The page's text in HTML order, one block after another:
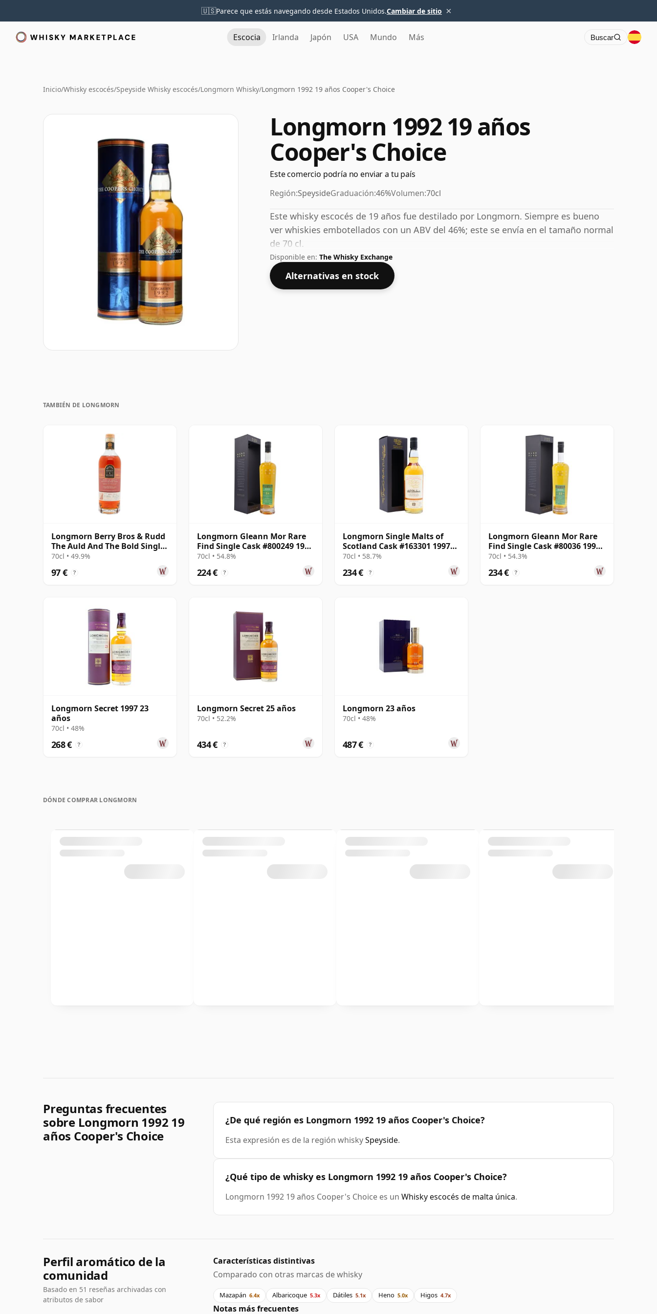
🇺🇸Parece que estás navegando desde Estados Unidos.Cambiar de sitio ×
Escocia Irlanda Japón USA Mundo Más Buscar
Inicio/Whisky escocés/Speyside Whisky escocés/Longmorn Whisky/Longmorn 1992 19 años Cooper's Choice
Longmorn 1992 19 años
Cooper's Choice
Este comercio podría no enviar a tu país
Región:SpeysideGraduación:46%Volumen:70cl
Este whisky escocés de 19 años fue destilado por Longmorn. Siempre es bueno
ver whiskies embotellados con un ABV del 46%; este se envía en el tamaño normal
de 70 cl.
Disponible en: The Whisky Exchange
Alternativas en stock
TAMBIÉN DE LONGMORN
Longmorn Berry Bros & Rudd
The Auld And The Bold Single
Cas 2011 14 años
70cl • 49.9%
97 € ?
Longmorn Gleann Mor Rare
Find Single Cask #800249 1999
24 años
70cl • 54.8%
224 € ?
Longmorn Single Malts of
Scotland Cask #163301 1997
22 años
70cl • 58.7%
234 € ?
Longmorn Gleann Mor Rare
Find Single Cask #80036 1999
22 años
70cl • 54.3%
234 € ?
Longmorn Secret 1997 23
años
70cl • 48%
268 € ?
Longmorn Secret 25 años
70cl • 52.2%
434 € ?
Longmorn 23 años
70cl • 48%
487 € ?
DÓNDE COMPRAR LONGMORN
Preguntas frecuentes
sobre Longmorn 1992 19
años Cooper's Choice
¿De qué región es Longmorn 1992 19 años Cooper's Choice?
Esta expresión es de la región whiskySpeyside.
¿Qué tipo de whisky es Longmorn 1992 19 años Cooper's Choice?
Longmorn 1992 19 años Cooper's Choice es un Whisky escocés de malta única.
Perfil aromático de la
comunidad
Basado en 51 reseñas archivadas con
atributos de sabor
Características distintivas
Comparado con otras marcas de whisky
Mazapán 6.4x Albaricoque 5.3x Dátiles 5.1x Heno 5.0x Higos 4.7x
Notas más frecuentes